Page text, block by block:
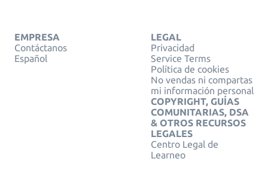
EMPRESA
Contáctanos
Español
LEGAL
Privacidad
Service Terms
Política de cookies
No vendas ni compartas
mi información personal
COPYRIGHT, GUÍAS
COMUNITARIAS, DSA
& OTROS RECURSOS
LEGALES
Centro Legal de
Learneo